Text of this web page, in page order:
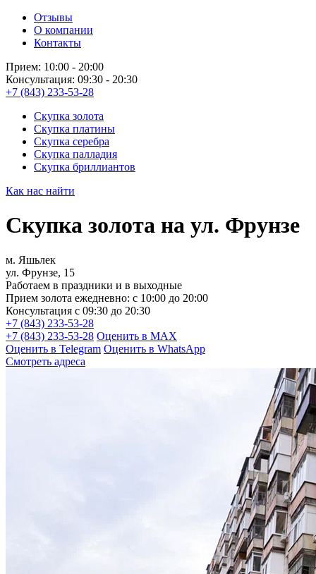
Отзывы
О компании
Контакты
Прием: 10:00 - 20:00
Консультация: 09:30 - 20:30
+7 (843) 233-53-28
Скупка золота
Скупка платины
Скупка серебра
Скупка палладия
Скупка бриллиантов
Как нас найти
Скупка золота на ул. Фрунзе
м. Яшьлек
ул. Фрунзе, 15
Работаем в праздники и в выходные
Прием золота ежедневно: с 10:00 до 20:00
Консультация с 09:30 до 20:30
+7 (843) 233-53-28
+7 (843) 233-53-28 Оценить в MAX
Оценить в Telegram Оценить в WhatsApp
Смотреть адреса